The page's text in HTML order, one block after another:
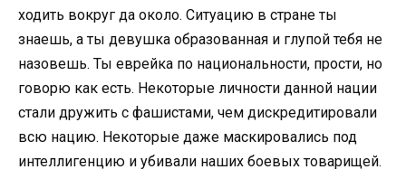
ходить вокруг да около. Ситуацию в стране ты
знаешь, а ты девушка образованная и глупой тебя не
назовешь. Ты еврейка по национальности, прости, но
говорю как есть. Некоторые личности данной нации
стали дружить с фашистами, чем дискредитировали
всю нацию. Некоторые даже маскировались под
интеллигенцию и убивали наших боевых товарищей.